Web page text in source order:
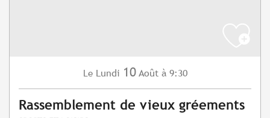
Le Lundi 10 Août à 9:30
Rassemblement de vieux gréements